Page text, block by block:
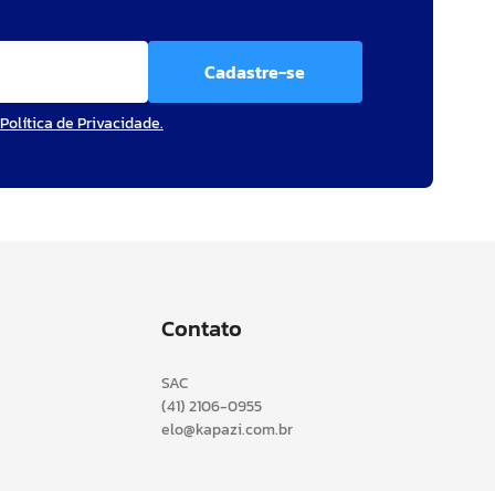
Cadastre-se
Política de Privacidade.
Contato
SAC
(41) 2106-0955
elo@kapazi.com.br